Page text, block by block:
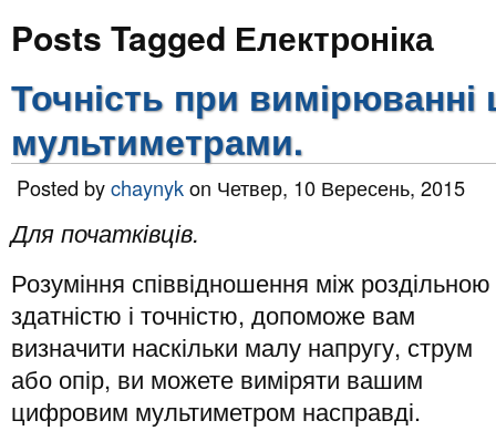
Posts Tagged Електроніка
Точність при
мультиметрами.
Posted bychaynykon Четвер, 10 Вересень, 2015
Для початківців.
Розуміння співвідношення між роздільною
здатністю і точністю, допоможе вам
визначити наскільки малу напругу, струм
або опір, ви можете виміряти вашим
цифровим мультиметром насправді.